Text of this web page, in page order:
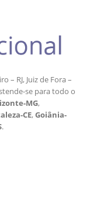
– RJ, Juiz de Fora –
se para todo o
MG,
CE,Goiânia-
.